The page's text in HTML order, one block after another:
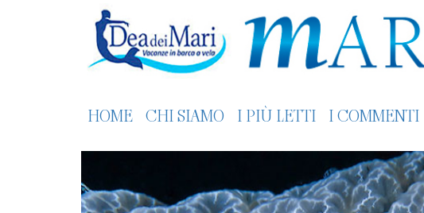
HOME CHI SIAMO I PIÙ LETTI I COMMENTI